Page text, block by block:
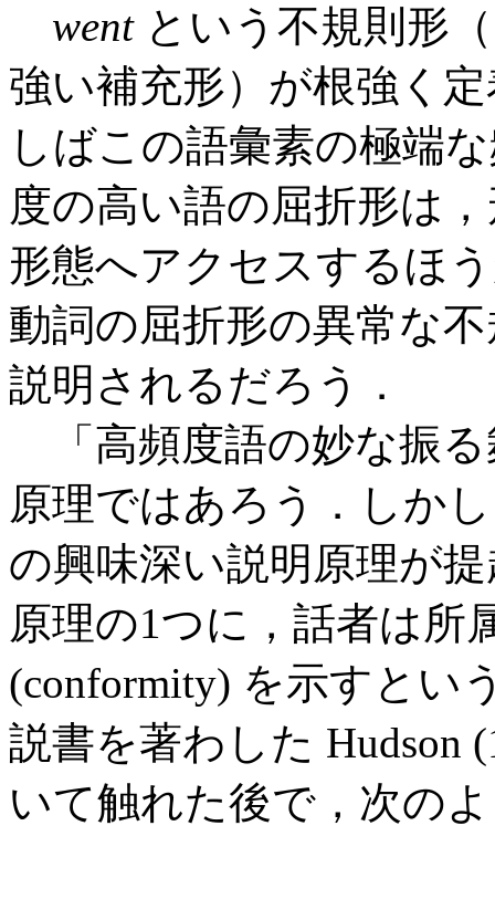
wentという不規則形
強い補充形）が根強く
しばこの語彙素の極端
度の高い語の屈折形は
形態へアクセスするほ
動詞の屈折形の異常な
説明されるだろう．
「高頻度語の妙な振
原理ではあろう．しか
の興味深い説明原理が
原理の1つに，話者は所
(conformity) を示すとい
説書を著わした Hudson
いて触れた後で，次の